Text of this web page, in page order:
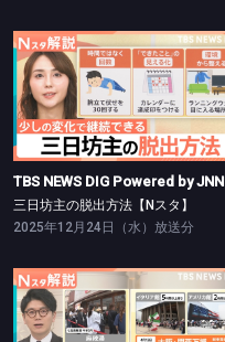
TBS NEWS DIG Powered by JNN
三日坊主の脱出方法【Nスタ】
TBS NEWS DIG Powered by JNN
三日坊主の脱出方法【Nスタ】
2025年12月24日（水）放送分
TBS NEWS DIG Powered by JNN